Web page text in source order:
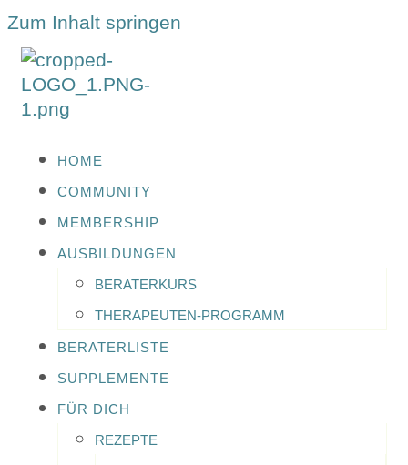
Zum Inhalt springen
HOME
COMMUNITY
MEMBERSHIP
AUSBILDUNGEN
BERATERKURS
THERAPEUTEN-PROGRAMM
BERATERLISTE
SUPPLEMENTE
FÜR DICH
REZEPTE